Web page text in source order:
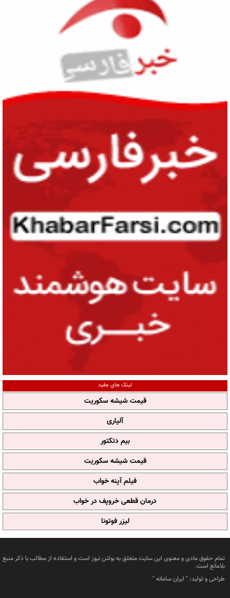
لینک های مفید
قیمت شیشه سکوریت
آلپاری
بیم دتکتور
قیمت شیشه سکوریت
فیلم آپنه خواب
درمان قطعی خروپف در خواب
لیزر فوتونا
تمام حقوق مادی و معنوی این سایت متعلق به بولتن نیوز است و استفاده از مطالب با ذکر منبع
بلامانع است.
طراحی و تولید: " ایران سامانه"